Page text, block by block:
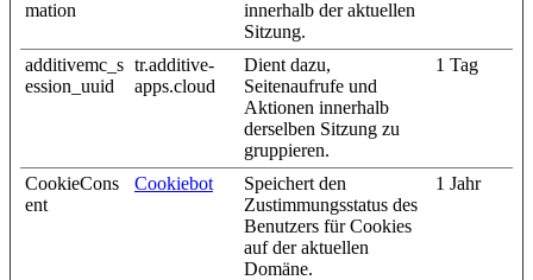
mation
innerhalb der aktuellen
Sitzung.
additivemc_s
ession_uuid
tr.additive-
apps.cloud
Dient dazu,
Seitenaufrufe und
Aktionen innerhalb
derselben Sitzung zu
gruppieren.
1 Tag
CookieCons
ent
Cookiebot
Speichert den
Zustimmungsstatus des
Benutzers für Cookies
auf der aktuellen
Domäne.
1 Jahr